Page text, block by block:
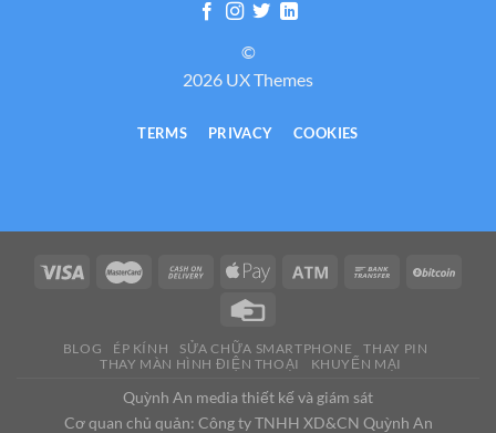
©
2026 UX Themes
TERMS PRIVACY COOKIES
BLOG ÉP KÍNH SỬA CHỮA SMARTPHONE
THAY PIN
THAY MÀN HÌNH ĐIỆN THOẠI
KHUYẾN MẠI
Quỳnh An media thiết kế và giám sát
Cơ quan chủ quản: Công ty TNHH XD&CN Quỳnh An